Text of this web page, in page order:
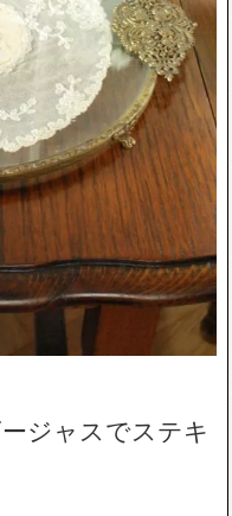
ジャスでステキ